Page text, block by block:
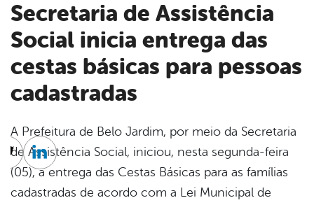
Secretaria de Assistência
Social inicia entrega das
cestas básicas para pessoas
cadastradas
A Prefeitura de Belo Jardim, por meio da Secretaria
de Assistência Social, iniciou, nesta segunda-feira
(05), a entrega das Cestas Básicas para as famílias
cadastradas de acordo com a Lei Municipal de
Twitter
Linkedin